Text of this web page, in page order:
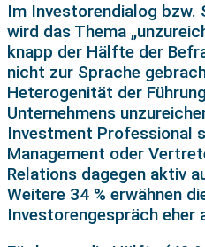
Im Investorendialog bzw.
wird das Thema
knapp der Hälfte der
nicht zur Sprache
Heterogenität der
Unternehmens
Investment Professional
Management oder
Relations dagegen aktiv
Weitere 34 % erwähnen
Investorengespräch eher